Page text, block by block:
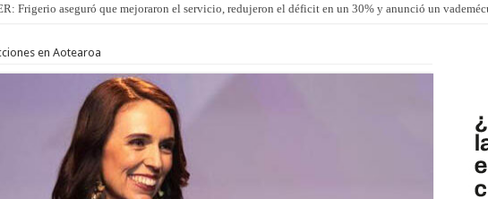
Frigerio aseguró que mejoraron el servicio, redujeron el déficit en un 30% y anunció un
vez hicieron una cirugía de reconstrucción torácica en el Hospital Urquiza
en Aotearoa